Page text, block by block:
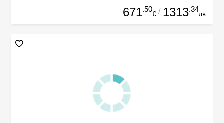
671.50
€ / 1313.34
лв.